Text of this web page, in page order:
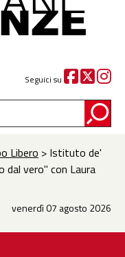
Seguici su
Libero > Istituto de'
dal vero" con Laura
venerdì 07 agosto 2026